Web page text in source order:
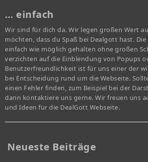
… einfach
Wir sind für dich da. Wir legen großen Wert
möchten, dass du Spaß bei Dealgott hast.
einfach wie möglich gehalten ohne großen
verzichten auf die Einblendung von Popups
Benutzerfreundlichkeit ist für uns einer der
bei Entscheidung rund um die Webseite.
einen Fehler finden, zum Beispiel bei der
dann kontaktiere uns gerne. Wir freuen uns
und Ideen für die DealGott Webseite.
Neueste Beiträge